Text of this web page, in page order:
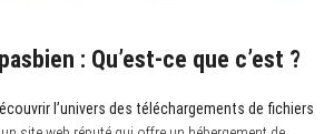
: Qu’est-ce que c’est ?
l’univers des téléchargements de fichiers